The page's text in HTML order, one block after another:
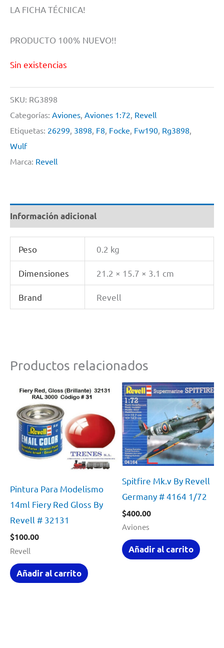
LA FICHA TÉCNICA!
PRODUCTO 100% NUEVO!!
Sin existencias
SKU: RG3898
Categorías: Aviones Aviones 1:72 Revell
Etiquetas: 26299 3898 F8 Focke Fw190 Rg3898
Wulf
Marca: Revell
Información adicional
Peso 0.2 kg
Dimensiones 21.2 × 15.7 × 3.1 cm
Brand Revell
Productos relacionados
Pintura Para Modelismo
14ml Fiery Red Gloss By
Revell # 32131
$100.00
Revell
Añadir al carrito
Spitfire Mk.v By Revell
Germany # 4164 1/72
$400.00
Aviones
Añadir al carrito